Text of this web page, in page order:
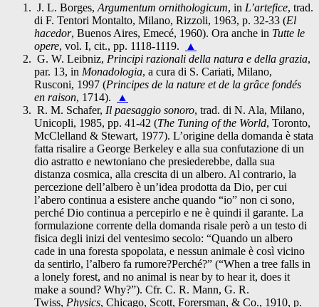
J. L. Borges, Argumentum ornithologicum, in L’artefice, trad.
di F. Tentori Montalto, Milano, Rizzoli, 1963, p. 32-33 (El
hacedor, Buenos Aires, Emecé, 1960). Ora anche in Tutte le
opere, vol. I, cit., pp. 1118-1119.
▲
G. W. Leibniz, Principi razionali della natura e della grazia,
par. 13, in Monadologia, a cura di S. Cariati, Milano,
Rusconi, 1997 (Principes de la nature et de la grâce fondés
en raison, 1714).
▲
R. M. Schafer, Il paesaggio sonoro, trad. di N. Ala, Milano,
Unicopli, 1985, pp. 41-42 (The Tuning of the World, Toronto,
McClelland & Stewart, 1977). L’origine della domanda è stata
fatta risalire a George Berkeley e alla sua confutazione di un
dio astratto e newtoniano che presiederebbe, dalla sua
distanza cosmica, alla crescita di un albero. Al contrario, la
percezione dell’albero è un’idea prodotta da Dio, per cui
l’abero continua a esistere anche quando “io” non ci sono,
perché Dio continua a percepirlo e ne è quindi il garante. La
formulazione corrente della domanda risale però a un testo di
fisica degli inizi del ventesimo secolo: “Quando un albero
cade in una foresta spopolata, e nessun animale è così vicino
da sentirlo, l’albero fa rumore?Perché?” (“When a tree falls in
a lonely forest, and no animal is near by to hear it, does it
make a sound? Why?”). Cfr. C. R. Mann, G. R.
Twiss, Physics, Chicago, Scott, Forersman, & Co., 1910, p.